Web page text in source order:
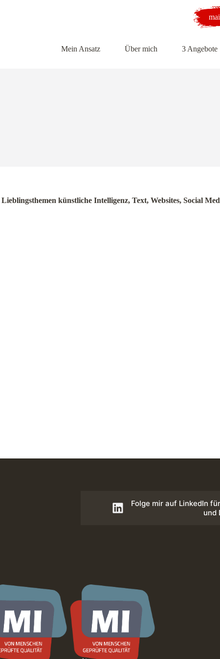
Mein Ansatz Über mich 3 Angebote
künstliche Intelligenz, Text, Websites, Social
Folge mir auf LinkedIn
und